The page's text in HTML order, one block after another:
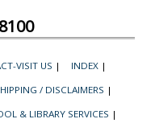
VISIT US | INDEX |
/ DISCLAIMERS |
& LIBRARY SERVICES |